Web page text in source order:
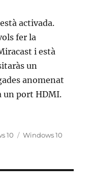
activada.
fer la
i està
un
anomenat
un port HDMI.
10 Etiquetes
Windows 10